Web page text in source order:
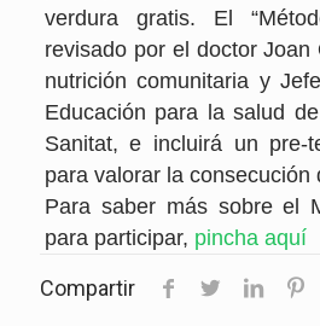
verdura gratis. El
revisado por el doctor Joan
nutrición comunitaria y
Educación para la salud
Sanitat, e incluirá un pre-
para valorar la consecución
Para saber más sobre el
para participar, pincha aquí
Compartir